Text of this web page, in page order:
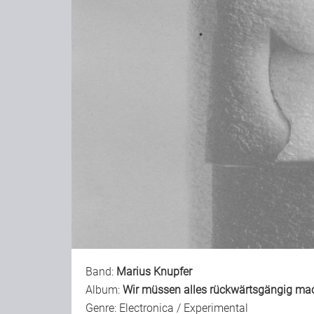
Band: Marius Knupfer
Album: Wir müssen alles rückwärtsgängig
Genre: Electronica / Experimental